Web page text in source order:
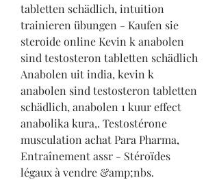
tabletten schädlich, intuition
trainieren übungen - Kaufen sie
steroide online Kevin k anabolen
sind testosteron tabletten schädlich
Anabolen uit india, kevin k
anabolen sind testosteron tabletten
schädlich, anabolen 1 kuur effect
anabolika kura,. Testostérone
musculation achat Para Pharma,
Entraînement assr - Stéroïdes
légaux à vendre &amp;nbs.